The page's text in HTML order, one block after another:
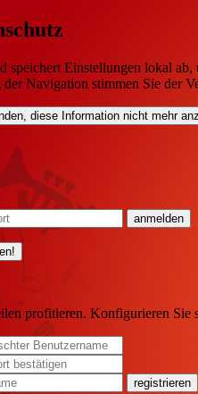
speichert Einstellungen lokal
Navigation stimmen Sie der
diese Information nicht mehr
profitieren. Konfigurieren Sie